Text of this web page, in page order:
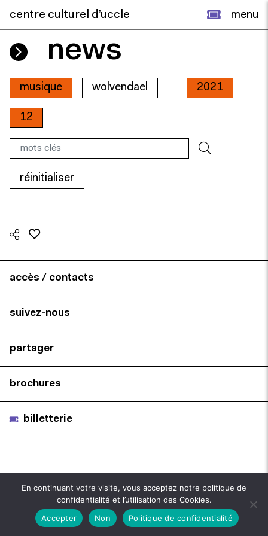
centre culturel d’uccle menu
news
musique wolvendael 2021
12
réinitialiser
accès / contacts
suivez-nous
partager
brochures
billetterie
En continuant votre visite, vous acceptez notre politique de
confidentialité et l’utilisation des Cookies.
Accepter
Non Politique de confidentialité